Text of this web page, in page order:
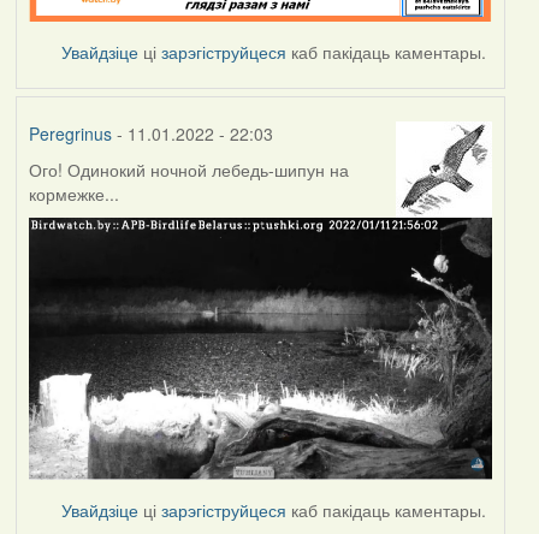
Увайдзіце цізарэгіструйцеся каб пакідаць каментары.
Peregrinus- 11.01.2022 - 22:03
Ого! Одинокий ночной лебедь-шипун на
кормежке...
Увайдзіце цізарэгіструйцеся каб пакідаць каментары.